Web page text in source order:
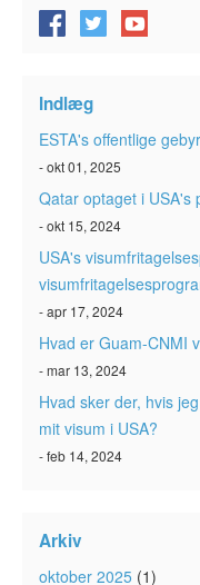
Artikler
Kontakt
Indlæg
ESTA's offentlige
- okt 01, 2025
Qatar optaget i USA's
- okt 15, 2024
USA's
- apr 17, 2024
Hvad er Guam-CNMI
- mar 13, 2024
Hvad sker der, hvis
mit visum i USA?
- feb 14, 2024
Arkiv
oktober 2025 (1)